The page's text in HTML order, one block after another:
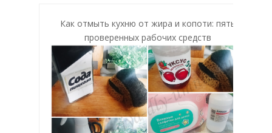
Как отмыть кухню от жира и копоти: пять
проверенных рабочих средств